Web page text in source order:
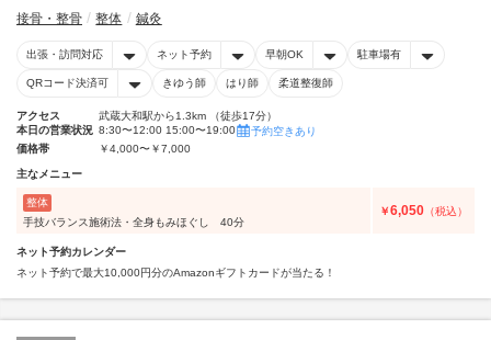
接骨・整骨 整体 鍼灸
出張・訪問対応 ネット予約 早朝OK 駐車場有
QRコード決済可 きゆう師 はり師 柔道整復師
アクセス
武蔵大和駅から1.3km （徒歩17分）
本日の営業状況 8:30〜12:00 15:00〜19:00
予約空きあり
価格帯
￥4,000〜￥7,000
主なメニュー
整体
手技バランス施術法・全身もみほぐし 40分
￥6,050 （税込）
ネット予約カレンダー
ネット予約で最大10,000円分のAmazonギフトカードが当たる！